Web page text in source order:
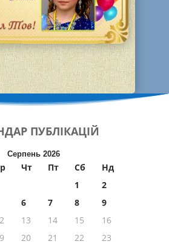
ПУБЛІКАЦІЙ
Серпень 2026
Чт Пт Сб
Нд
1
2
6 7 8
9
13 14 15
16
20 21 22
23